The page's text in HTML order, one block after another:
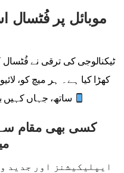
موبائل پر فُٹسال
ٹیکنالوجی کی ترقی نے
کھڑا کیا ہے۔ ہر میچ کو،
کسی بھی مقام سے
ایپلیکیشنز اور جدید